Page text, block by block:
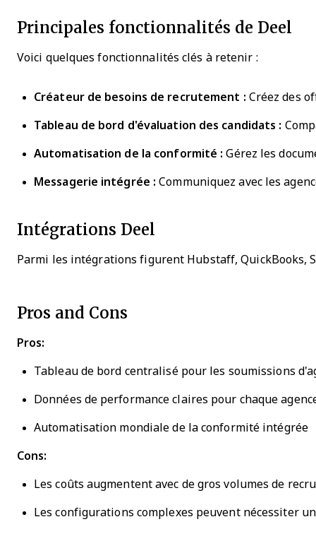
Principales fonctionnalités de Deel
Voici quelques fonctionnalités clés à retenir :
Créateur de besoins de recrutement : Créez des
Tableau de bord d'évaluation des candidats :
Automatisation de la conformité : Gérez les
Messagerie intégrée : Communiquez avec les
Intégrations Deel
Parmi les intégrations figurent Hubstaff, QuickBooks,
Pros and Cons
Pros:
Tableau de bord centralisé pour les soumissions
Données de performance claires pour chaque
Automatisation mondiale de la conformité intégrée
Cons:
Les coûts augmentent avec de gros volumes de
Les configurations complexes peuvent nécessiter